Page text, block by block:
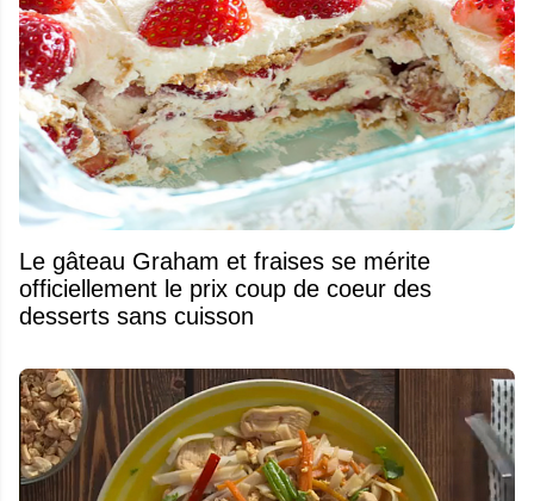
Le gâteau Graham et fraises se mérite
officiellement le prix coup de coeur des
desserts sans cuisson